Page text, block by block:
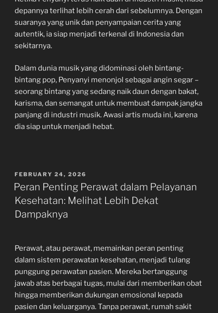
depannya terlihat lebih cerah dari sebelumnya. Dengan
suaranya yang unik dan penyampaian cerita yang
autentik, ia siap menjadi terkenal di Indonesia dan
sekitarnya.
Dalam dunia musik yang didominasi oleh bintang-
bintang pop, Penyanyi menonjol sebagai angin segar –
seorang bintang yang sedang naik daun dengan bakat,
karisma, dan semangat untuk membuat dampak jangka
panjang di industri musik. Awasi artis muda ini, karena
dia siap untuk menjadi hebat.
POSTED
ON
FEBRUARY 24, 2026
Peran Penting Perawat dalam Pelayanan
Kesehatan: Melihat Lebih Dekat
Dampaknya
Perawat, atau perawat, memainkan peran penting
dalam sistem perawatan kesehatan, menjadi tulang
punggung perawatan pasien. Mereka bertanggung
jawab atas berbagai tugas, mulai dari memberikan obat
hingga memberikan dukungan emosional kepada
pasien dan keluarganya. Tanpa perawat, rumah sakit